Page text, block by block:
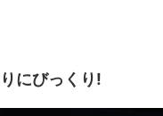
にびっくり!